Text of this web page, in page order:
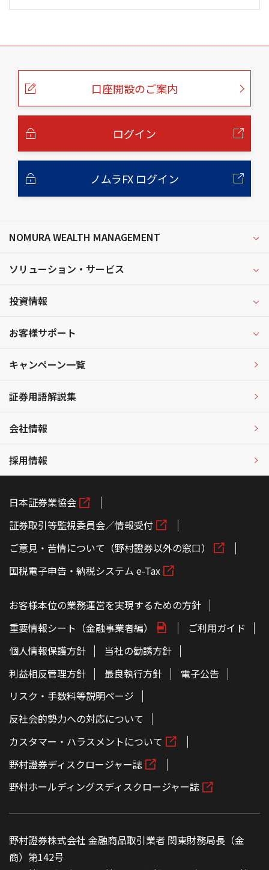
こ
口座開設のご案内
ログイン
ノムラFX ログイン
NOMURA WEALTH MANAGEMENT
ソリューション・サービス
投資情報
お客様サポート
キャンペーン一覧
証券用語解説集
会社情報
採用情報
日本証券業協会
証券取引等監視委員会／情報受付
ご意見・苦情について（野村證券以外の窓口）
国税電子申告・納税システム e-Tax
お客様本位の業務運営を実現するための方針
重要情報シート（金融事業者編）
ご利用ガイド
個人情報保護方針
当社の勧誘方針
利益相反管理方針
最良執行方針
電子公告
リスク・手数料等説明ページ
反社会的勢力への対応について
カスタマー・ハラスメントについて
野村證券ディスクロージャー誌
野村ホールディングスディスクロージャー誌
野村證券株式会社 金融商品取引業者 関東財務局長（金
商）第142号